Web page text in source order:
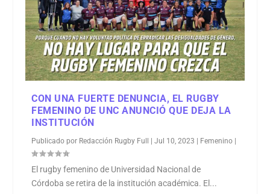
CON UNA FUERTE DENUNCIA, EL RUGBY
FEMENINO DE UNC ANUNCIÓ QUE DEJA LA
INSTITUCIÓN
Publicado por Redacción Rugby Full |Jul 10, 2023 | Femenino |
El rugby femenino de Universidad Nacional de
Córdoba se retira de la institución académica. El...